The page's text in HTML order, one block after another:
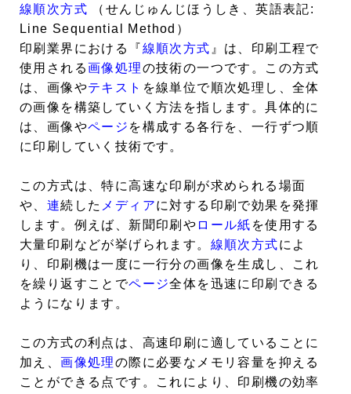
線順次方式 （せんじゅんじほうしき、英語表記:
Line Sequential Method）
印刷業界における『線順次方式 』は、印刷工程で
使用される画像処理の技術の一つです。この方式
は、画像やテキスト を線単位で順次処理し、全体
の画像を構築していく方法を指します。具体的に
は、画像やページ を構成する各行を、一行ずつ順
に印刷していく技術です。
この方式は、特に高速な印刷が求められる場面
や、 連続した メディアに対する印刷で効果を発揮
します。例えば、新聞印刷や ロール紙 を使用する
大量印刷などが挙げられます。 線順次方式によ
り、印刷機は一度に一行分の画像を生成し、これ
を繰り返すことでページ全体を迅速に印刷できる
ようになります。
この方式の利点は、高速印刷に適していることに
加え、画像処理の際に必要なメモリ容量を抑える
ことができる点です。これにより、印刷機の効率